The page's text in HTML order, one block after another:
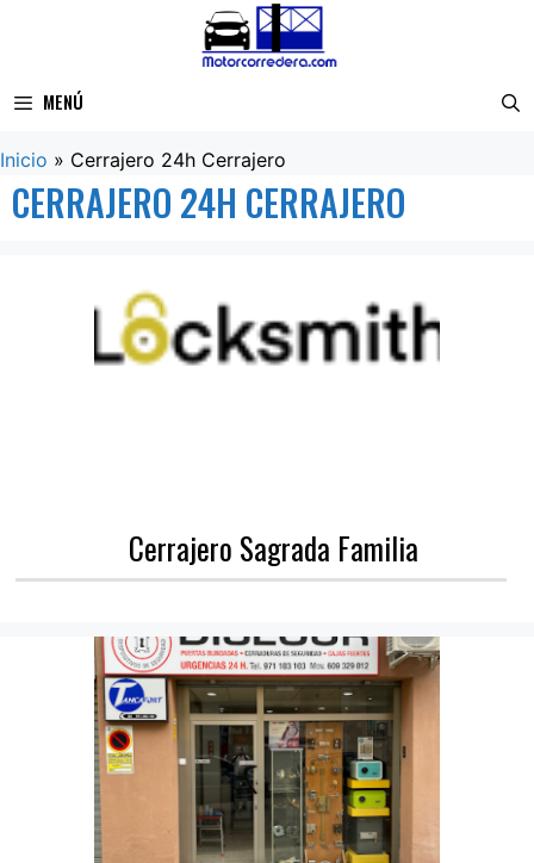
MENÚ
Inicio » Cerrajero 24h Cerrajero
CERRAJERO 24H CERRAJERO
Cerrajero Sagrada Familia